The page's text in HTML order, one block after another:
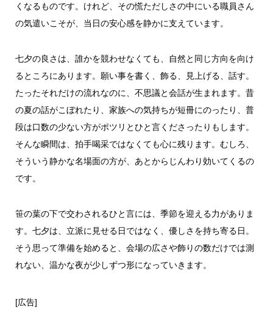
くなるものです。けれど、その慌ただしさの中にいる職員さん
の気遣いこそが、当日の安心感を静かに支えています。
七夕の良さは、誰かを競わせなくても、自然と同じ方向を向け
るところにあります。願い事を書く、飾る、見上げる、話す。
たったそれだけの流れなのに、不思議と会話が生まれます。昔
の夏の話がこぼれたり、家族への気持ちが短冊にのったり、普
段は口数の少ない方がポツリとひと言くださったりもします。
そんな瞬間は、拍手喝采ではなくても心に残ります。むしろ、
そういう静かな名場面の方が、あとからじんわり効いてくるの
です。
笹の葉の下で交わされるひと言には、季節を迎える力がありま
す。七夕は、立派に見せる日ではなく、優しさを持ち寄る日。
そう思って準備を始めると、会場の広さや飾りの数だけでは測
れない、温かな夜が少しずつ形になっていきます。
[広告]